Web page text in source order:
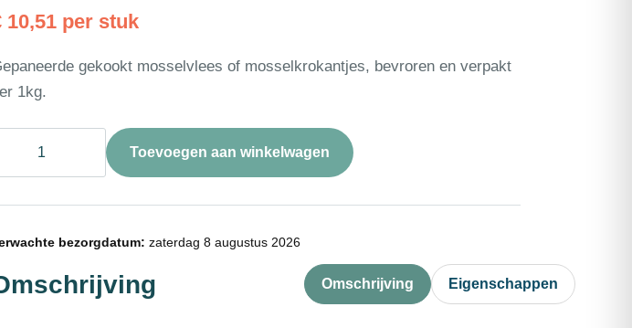
10,51 per stuk
gekookt mosselvlees of mosselkrokantjes, bevroren en verpakt
1kg.
Toevoegen aan winkelwagen
bezorgdatum: zaterdag 8 augustus 2026
Omschrijving Eigenschappen